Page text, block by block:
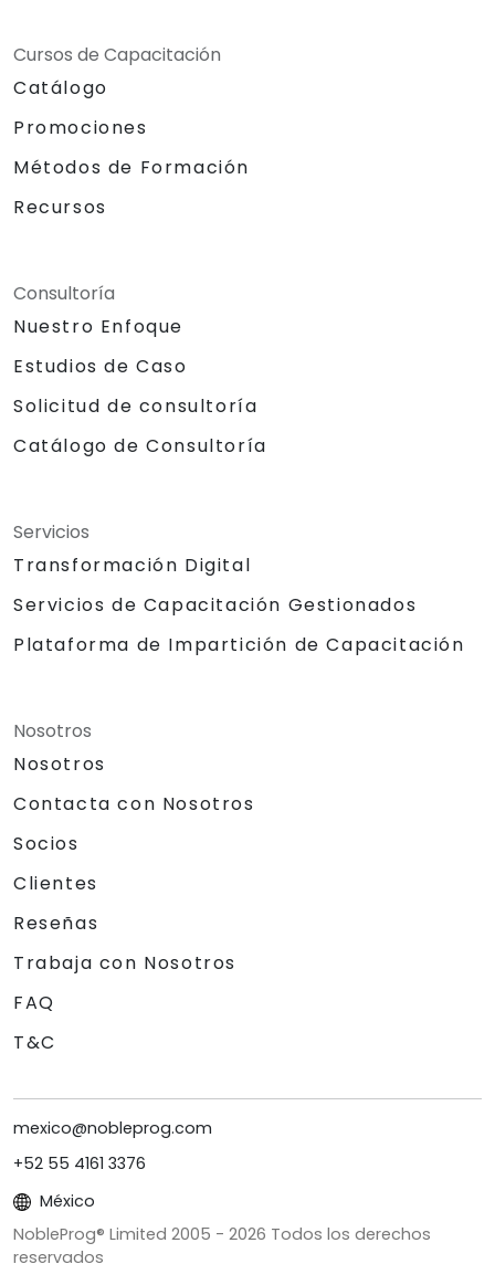
Cursos de Capacitación
Catálogo
Promociones
Métodos de Formación
Recursos
Consultoría
Nuestro Enfoque
Estudios de Caso
Solicitud de consultoría
Catálogo de Consultoría
Servicios
Transformación Digital
Servicios de Capacitación Gestionados
Plataforma de Impartición de Capacitación
Nosotros
Nosotros
Contacta con Nosotros
Socios
Clientes
Reseñas
Trabaja con Nosotros
FAQ
T&C
mexico@nobleprog.com
+52 55 4161 3376
México
NobleProg® Limited 2005 - 2026 Todos los derechos
reservados